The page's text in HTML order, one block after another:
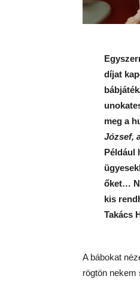
díjat
meg a
József,
Például
őket…
kis
Takács
A bábokat
rögtön nekem